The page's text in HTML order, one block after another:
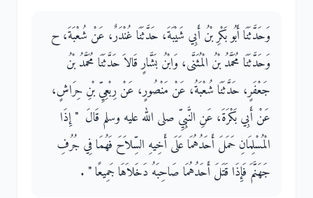
وَحَدَّثَنَا أَبُو بَكْرِ بْنُ أَبِي شَيْبَةَ، حَدَّثَنَا غُنْدَرٌ، عَنْ شُعْبَةَ، ح
وَحَدَّثَنَا مُحَمَّدُ بْنُ الْمُثَنَّى، وَابْنُ بَشَّارٍ قَالاَ حَدَّثَنَا مُحَمَّدُ بْنُ
جَعْفَرٍ، حَدَّثَنَا شُعْبَةُ، عَنْ مَنْصُورٍ، عَنْ رِبْعِيِّ بْنِ حِرَاشٍ،
عَنْ أَبِي بَكْرَةَ، عَنِ النَّبِيِّ صلى الله عليه وسلم قَالَ ‏ "‏ إِذَا
الْمُسْلِمَانِ حَمَلَ أَحَدُهُمَا عَلَى أَخِيهِ السِّلاَحَ فَهُمَا فِي جُرُفِ
جَهَنَّمَ فَإِذَا قَتَلَ أَحَدُهُمَا صَاحِبَهُ دَخَلاَهَا جَمِيعًا ‏"‏ ‏.‏